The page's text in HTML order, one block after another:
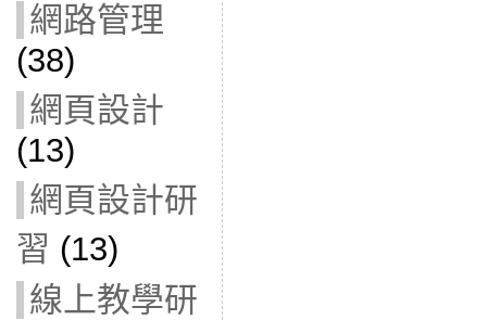
網路管理
(38)
網頁設計
(13)
網頁設計研
習 (13)
線上教學研